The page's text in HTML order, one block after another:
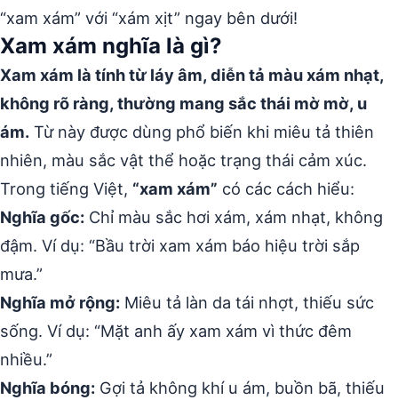
“xam xám” với “xám xịt” ngay bên dưới!
Xam xám nghĩa là gì?
Xam xám là tính từ láy âm, diễn tả màu xám nhạt,
không rõ ràng, thường mang sắc thái mờ mờ, u
ám. Từ này được dùng phổ biến khi miêu tả thiên
nhiên, màu sắc vật thể hoặc trạng thái cảm xúc.
Trong tiếng Việt, “xam xám” có các cách hiểu:
Nghĩa gốc: Chỉ màu sắc hơi xám, xám nhạt, không
đậm. Ví dụ: “Bầu trời xam xám báo hiệu trời sắp
mưa.”
Nghĩa mở rộng: Miêu tả làn da tái nhợt, thiếu sức
sống. Ví dụ: “Mặt anh ấy xam xám vì thức đêm
nhiều.”
Nghĩa bóng: Gợi tả không khí u ám, buồn bã, thiếu